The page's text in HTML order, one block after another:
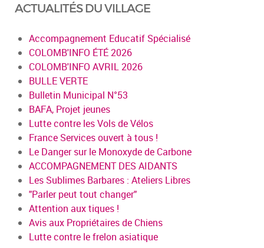
ACTUALITÉS DU VILLAGE
Accompagnement Educatif Spécialisé
COLOMB'INFO ÉTÉ 2026
COLOMB'INFO AVRIL 2026
BULLE VERTE
Bulletin Municipal N°53
BAFA, Projet jeunes
Lutte contre les Vols de Vélos
France Services ouvert à tous !
Le Danger sur le Monoxyde de Carbone
ACCOMPAGNEMENT DES AIDANTS
Les Sublimes Barbares : Ateliers Libres
"Parler peut tout changer"
Attention aux tiques !
Avis aux Propriétaires de Chiens
Lutte contre le frelon asiatique